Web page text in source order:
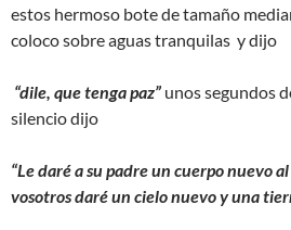
estos hermoso bote de tamaño
coloco sobre aguas tranquilas y dijo
“dile, que tenga paz” unos segundos
silencio dijo
“Le daré a su padre un cuerpo nuevo
vosotros daré un cielo nuevo y una